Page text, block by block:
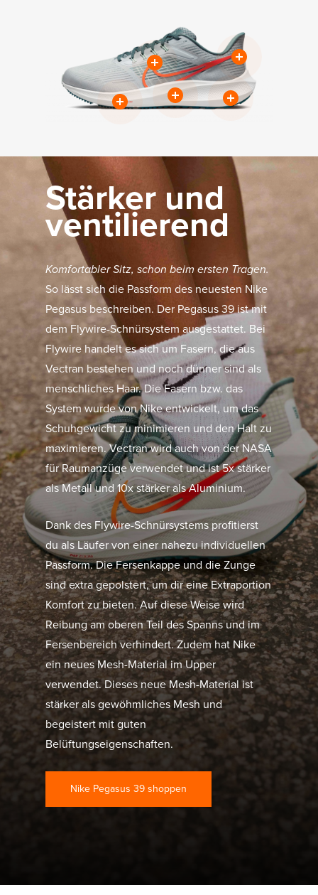
Stärker und
ventilierend
Komfortabler Sitz, schon beim ersten Tragen.
So lässt sich die Passform des neuesten Nike
Pegasus beschreiben. Der Pegasus 39 ist mit
dem Flywire-Schnürsystem ausgestattet. Bei
Flywire handelt es sich um Fasern, die aus
Vectran bestehen und nochdünner sind als
menschliches Haar. Die Fasern bzw. das
System wurde vonNike entwickelt, um das
Schuhgewicht zu minimieren und den Halt zu
maximieren. Vectran wird auch von der NASA
für Raumanzüge verwendet und ist 5x stärker
als Metall und 10x stärker als Aluminium.
Dank des Flywire-Schnürsystems profitierst
du als Läufer von einer nahezu individuellen
Passform. Die Fersenkappe und die Zunge
sind extra gepolstert, um dir eine Extraportion
Komfort zu bieten. Auf diese Weise wird
Reibung am oberen Teil des Spanns und im
Fersenbereich verhindert. Zudem hat Nike
ein neues Mesh-Material im Upper
verwendet. Dieses neue Mesh-Material ist
stärker als gewöhmliches Mesh und
begeistert mit guten
Belüftungseigenschaften.
Nike Pegasus 39 shoppen